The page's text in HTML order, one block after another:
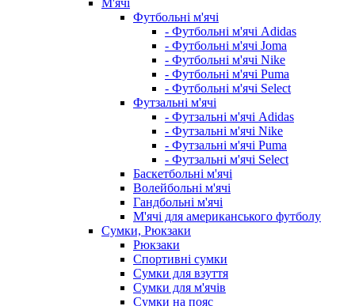
М'ячі
Футбольні м'ячі
- Футбольні м'ячі Adidas
- Футбольні м'ячі Joma
- Футбольні м'ячі Nike
- Футбольні м'ячі Puma
- Футбольні м'ячі Select
Футзальні м'ячі
- Футзальні м'ячі Adidas
- Футзальні м'ячі Nike
- Футзальні м'ячі Puma
- Футзальні м'ячі Select
Баскетбольні м'ячі
Волейбольні м'ячі
Гандбольні м'ячі
М'ячі для американського футболу
Сумки, Рюкзаки
Рюкзаки
Спортивні сумки
Сумки для взуття
Сумки для м'ячів
Сумки на пояс